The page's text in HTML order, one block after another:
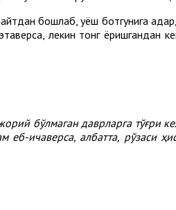
бошлаб, қуёш ботгунига
лекин тонг ёришгандан
бўлмаган даврларга тўғри
еб-ичаверса, албатта, рўзаси